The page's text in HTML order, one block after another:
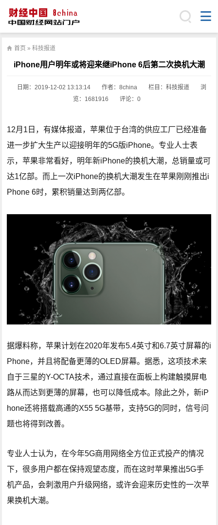
首页 » 科技报道
iPhone用户明年或将迎来继iPhone 6后第二次换机大潮
日期： 2019-12-02 13:13:14 作者：8china 栏目： 科技报道
浏
览：1681916
评论：0
12月1日，有媒体报道，苹果位于台湾的供应工厂已经准备
进一步扩大生产以迎接明年的5G版iPhone。专业人士表
示，苹果非常看好，明年新iPhone的换机大潮，总销量或可
达1亿部。而上一次iPhone的换机大潮发生在苹果刚刚推出i
Phone 6时，累积销量达到两亿部。
据爆料称，苹果计划在2020年发布5.4英寸和6.7英寸屏幕的i
Phone，并且将配备更薄的OLED屏幕。据悉，这项技术来
自于三星的Y-OCTA技术，通过直接在面板上构建触摸屏电
路从而达到更薄的屏幕，也可以降低成本。除此之外，新iP
hone还将搭载高通的X55 5G基带，支持5G的同时，信号问
题也将得到改善。
专业人士认为，在今年5G商用网络全方位正式投产的情况
下，很多用户都在保持观望态度，而在这时苹果推出5G手
机产品，会刺激用户升级网络，或许会迎来历史性的一次苹
果换机大潮。